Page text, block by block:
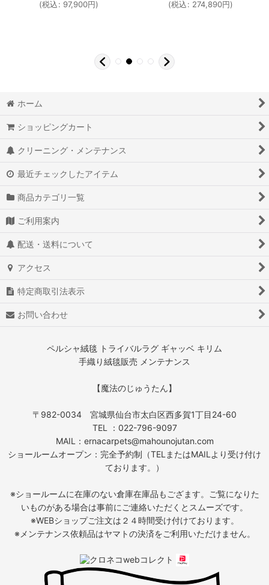
(税込: 97,900円)
(税込: 274,890円)
ホーム
ショッピングカート
クリーニング・メンテナンス
最近チェックしたアイテム
商品カテゴリ一覧
ご利用案内
配送・送料について
アクセス
特定商取引法表示
お問い合わせ
ペルシャ絨毯 トライバルラグ ギャッベ キリム
手織り絨毯販売 メンテナンス
【魔法のじゅうたん】
〒982-0034 宮城県仙台市太白区西多賀1丁目24-60
TEL ：022-796-9097
MAIL：ernacarpets@mahounojutan.com
ショールームオープン：完全予約制（TELまたはMAILより受け付け
ております。）
※ショールームに在庫のない倉庫在庫品もござます。ご覧になりた
いものがある場合は事前にご連絡いただくとスムーズです。
※WEBショップご注文は２４時間受け付けております。
※メンテナンス依頼品はヤマトの決済をご利用いただけません。